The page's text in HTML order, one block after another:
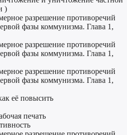
)
разрешение противоречий
фазы коммунизма. Глава 1,
разрешение противоречий
фазы коммунизма. Глава 1,
разрешение противоречий
фазы коммунизма. Глава 1,
её повысить
печать